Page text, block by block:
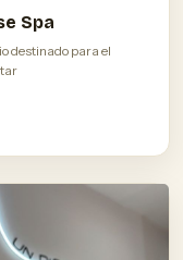
Spa
destinado para el